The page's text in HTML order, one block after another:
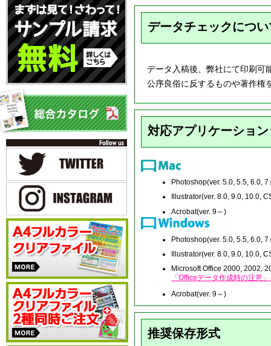
データチェックについ
データ入稿後、弊社にて印刷可
公序良俗に反するものや著作権
対応アプリケーション
Photoshop(ver. 5.0, 5.5, 6.0,
Illustrator(ver. 8.0, 9.0, 10.0,
Acrobat(ver. 9～)
Photoshop(ver. 5.0, 5.5, 6.0,
Illustrator(ver. 8.0, 9.0, 10.0,
Microsoft Office 2000, 2002,
「Officeデータ作成時の注意
Acrobat(ver. 9～)
推奨保存形式